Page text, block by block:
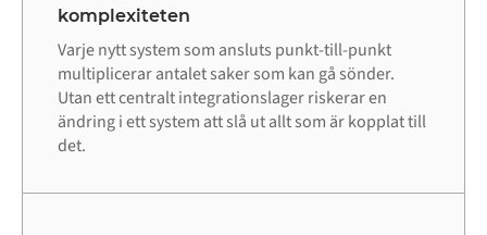
komplexiteten
Varje nytt system som ansluts punkt-till-punkt
multiplicerar antalet saker som kan gå sönder.
Utan ett centralt integrationslager riskerar en
ändring i ett system att slå ut allt som är kopplat till
det.